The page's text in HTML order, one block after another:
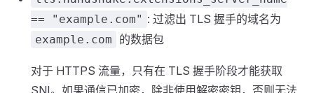
== "example.com" : 过滤出 TLS 握手的域名为
example.com 的数据包
对于 HTTPS 流量，只有在 TLS 握手阶段才能获取
SNI。如果通信已加密，除非使用解密密钥，否则无法